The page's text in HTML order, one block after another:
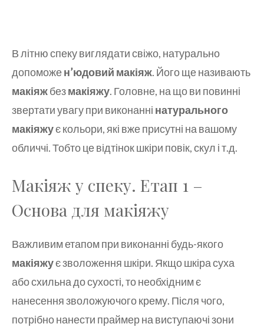
В літню спеку виглядати свіжо, натурально
допоможен’юдовий макіяж. Його ще називають
макіяжбезмакіяжу. Головне, на що ви повинні
звертати увагу при виконанні натурального
макіяжує кольори, які вже присутні на вашому
обличчі. Тобто це відтінок шкіри повік, скул і т.д.
Макіяж у спеку. Етап 1 –
Основа для макіяжу
Важливим етапом при виконанні будь-якого
макіяжує зволоження шкіри. Якщо шкіра суха
або схильна до сухості, то необхідним є
нанесення зволожуючого крему. Після чого,
потрібно нанести праймер на виступаючі зони